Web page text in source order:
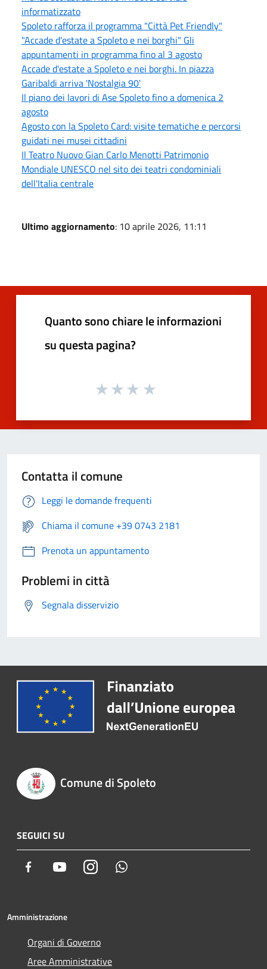
informatizzato
Spoleto rafforza il programma "Città Pet Friendly"
"Accade d'estate a Spoleto e nei borghi" Gli
appuntamenti in programma fino al 3 agosto
Accade d'estate a Spoleto e nei borghi. In piazza
Garibaldi arriva 'Nostalgia 90'
Il piano dei lavori di Ase Spoleto fino a domenica 2
agosto
Agosto con la Spoleto Card: visite tematiche e percorsi
guidati nei musei cittadini
Il Teatro Nuovo Gian Carlo Menotti Patrimonio
Mondiale UNESCO nel sito dei teatri condominiali
dell'Italia centrale
Ultimo aggiornamento: 10 aprile 2026, 11:11
Quanto sono chiare le informazioni
su questa pagina?
Contatta il comune
Leggi le domande frequenti
Chiama il comune +39 0743 2181
Prenota un appuntamento
Problemi in città
Segnala disservizio
Comune di Spoleto
SEGUICI SU
Facebook YoutubeInstagram
Amministrazione
Organi di Governo
Aree Amministrative